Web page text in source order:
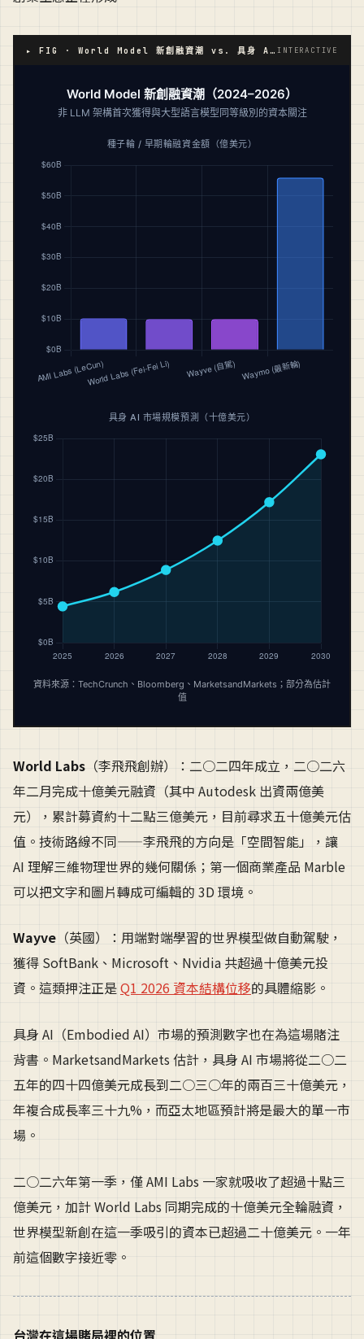
▸ FIG · World Model 新創融資潮 vs. 具身 AI 市場預測 INTERACTIVE
World Labs （李飛飛創辦）：二○二四年成立，二○二六
年二月完成十億美元融資（其中 Autodesk 出資兩億美
元），累計募資約十二點三億美元，目前尋求五十億美元估
值。技術路線不同——李飛飛的方向是「空間智能」，讓
AI 理解三維物理世界的幾何關係；第一個商業產品 Marble
可以把文字和圖片轉成可編輯的 3D 環境。
Wayve （英國）：用端對端學習的世界模型做自動駕駛，
獲得 SoftBank、Microsoft、Nvidia 共超過十億美元投
資。這類押注正是Q1 2026 資本結構位移的具體縮影。
具身 AI（Embodied AI）市場的預測數字也在為這場賭注
背書。MarketsandMarkets 估計，具身 AI 市場將從二○二
五年的四十四億美元成長到二○三○年的兩百三十億美元，
年複合成長率三十九%，而亞太地區預計將是最大的單一市
場。
二○二六年第一季，僅 AMI Labs 一家就吸收了超過十點三
億美元，加計 World Labs 同期完成的十億美元全輪融資，
世界模型新創在這一季吸引的資本已超過二十億美元。一年
前這個數字接近零。
台灣在這場賭局裡的位置